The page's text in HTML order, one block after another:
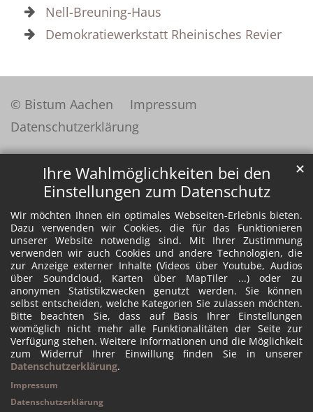
Ihre Wahlmöglichkeiten bei den
Einstellungen zum Datenschutz
Wir möchten Ihnen ein optimales Webseiten-Erlebnis bieten.
Dazu verwenden wir Cookies, die für das Funktionieren
unserer Website notwendig sind. Mit Ihrer Zustimmung
verwenden wir auch Cookies und andere Technologien, die
zur Anzeige externer Inhalte (Videos über Youtube, Audios
über Soundcloud, Karten über MapTiler ...) oder zu
anonymen Statistikzwecken genutzt werden. Sie können
selbst entscheiden, welche Kategorien Sie zulassen möchten.
Bitte beachten Sie, dass auf Basis Ihrer Einstellungen
womöglich nicht mehr alle Funktionalitäten der Seite zur
Verfügung stehen. Weitere Informationen und die Möglichkeit
zum Widerruf Ihrer Einwillung finden Sie in unserer
Datenschutzerklärung.
✕
Impressum
Datenschutzerklärung
Nell-Breuning-Haus
Demokratiewerkstatt Rheinisches Revier
© Bistum Aachen
Impressum
Datenschutzerklärung